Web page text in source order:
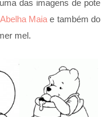
das imagens de pote
Abelha Maia e também do
mel.